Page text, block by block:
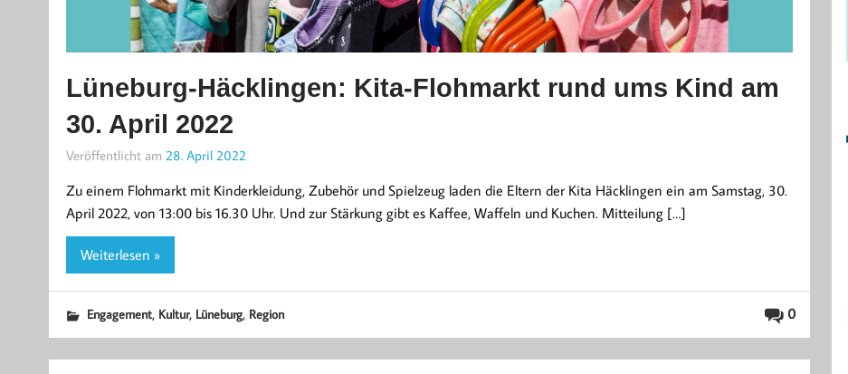
Lüneburg-Häcklingen: Kita-Flohmarkt rund ums Kind am
30. April 2022
Veröffentlicht am 28. April 2022
Zu einem Flohmarkt mit Kinderkleidung, Zubehör und Spielzeug laden die Eltern der Kita Häcklingen ein am Samstag, 30.
April 2022, von 13:00 bis 16.30 Uhr. Und zur Stärkung gibt es Kaffee, Waffeln und Kuchen. Mitteilung […]
Weiterlesen »
0
Engagement, Kultur, Lüneburg, Region